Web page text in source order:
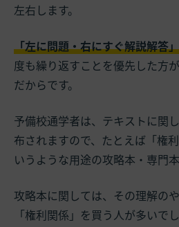
左右します。
「左に問題・右にすぐ解説解答」
度も繰り返すことを優先した方
だからです。
予備校通学者は、テキストに関
布されますので、たとえば「権
いうような用途の攻略本・専門
攻略本に関しては、その理解の
「権利関係」を買う人が多いでし